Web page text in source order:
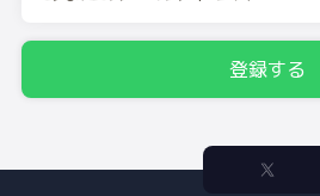
登録する